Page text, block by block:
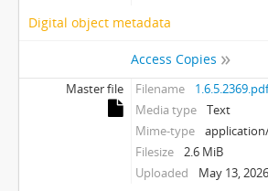
Digital object metadata
Access Copies
Master file Filename
1.6.5.2369.pdf
Media type
Text
Mime-type
Filesize
2.6 MiB
Uploaded
May 13,